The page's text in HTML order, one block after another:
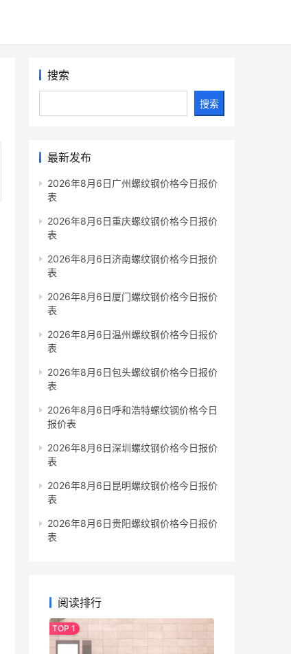
搜索
搜索
最新发布
2026年8月6日广州螺纹钢价格今日报价
表
2026年8月6日重庆螺纹钢价格今日报价
表
2026年8月6日济南螺纹钢价格今日报价
表
2026年8月6日厦门螺纹钢价格今日报价
表
2026年8月6日温州螺纹钢价格今日报价
表
2026年8月6日包头螺纹钢价格今日报价
表
2026年8月6日呼和浩特螺纹钢价格今日
报价表
2026年8月6日深圳螺纹钢价格今日报价
表
2026年8月6日昆明螺纹钢价格今日报价
表
2026年8月6日贵阳螺纹钢价格今日报价
表
阅读排行